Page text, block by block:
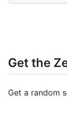
Get the
Get a random